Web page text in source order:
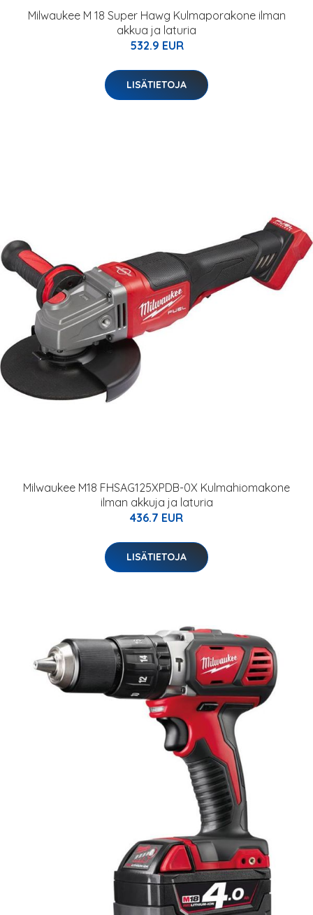
Milwaukee M 18 Super Hawg Kulmaporakone ilman
akkua ja laturia
532.9 EUR
LISÄTIETOJA
Milwaukee M18 FHSAG125XPDB-0X Kulmahiomakone
ilman akkuja ja laturia
436.7 EUR
LISÄTIETOJA